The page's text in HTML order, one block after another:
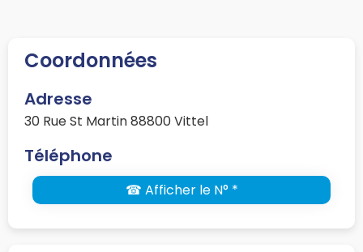
Coordonnées
Adresse
30 Rue St Martin 88800 Vittel
Téléphone
☎ Afficher le N° *